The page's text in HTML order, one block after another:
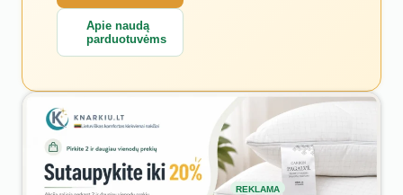
Apie naudą
parduotuvėms
REKLAMA